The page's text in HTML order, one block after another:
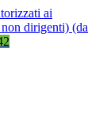
ai
dirigenti) (da